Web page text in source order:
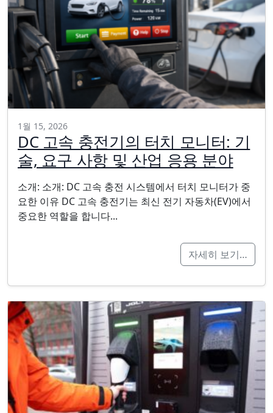
1월 15, 2026
DC 고속 충전기의 터치 모니터: 기
술, 요구 사항 및 산업 응용 분야
소개: 소개: DC 고속 충전 시스템에서 터치 모니터가 중
요한 이유 DC 고속 충전기는 최신 전기 자동차(EV)에서
중요한 역할을 합니다...
자세히 보기…